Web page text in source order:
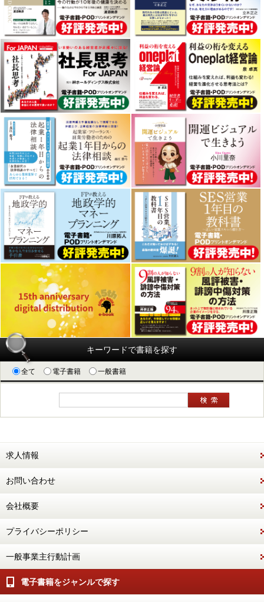
キーワードで書籍を探す
全て 電子書籍 一般書籍
求人情報
お問い合わせ
会社概要
プライバシーポリシー
一般事業主行動計画
電子書籍をジャンルで探す